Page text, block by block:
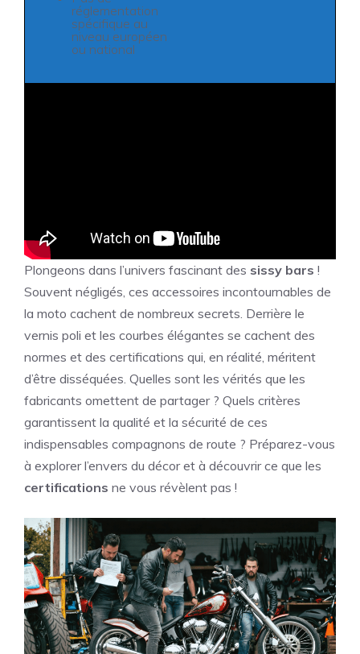
réglementation
spécifique au
niveau européen
ou national
Plongeons dans l’univers fascinant des sissy bars !
Souvent négligés, ces accessoires incontournables de
la moto cachent de nombreux secrets. Derrière le
vernis poli et les courbes élégantes se cachent des
normes et des certifications qui, en réalité, méritent
d’être disséquées. Quelles sont les vérités que les
fabricants omettent de partager ? Quels critères
garantissent la qualité et la sécurité de ces
indispensables compagnons de route ? Préparez-vous
à explorer l’envers du décor et à découvrir ce que les
certifications ne vous révèlent pas !